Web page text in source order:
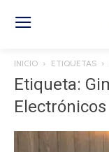
INICIO ETIQUETAS
Etiqueta:
Electrónicos